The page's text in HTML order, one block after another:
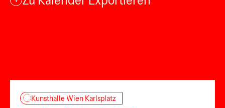
Kunsthalle Wien Karlsplatz